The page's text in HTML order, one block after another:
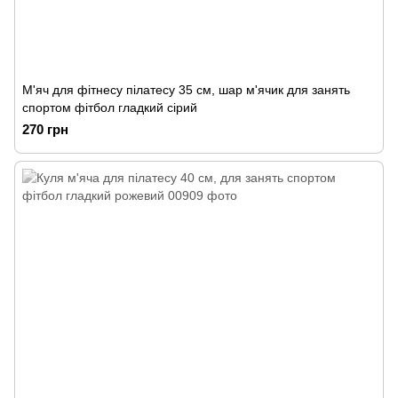
М'яч для фітнесу пілатесу 35 см, шар м'ячик для занять
спортом фітбол гладкий сірий
270 грн